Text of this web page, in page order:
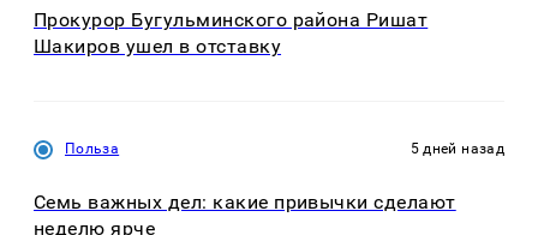
Прокурор Бугульминского района Ришат
Шакиров ушел в отставку
Польза 5 дней назад
Семь важных дел: какие привычки сделают
неделю ярче